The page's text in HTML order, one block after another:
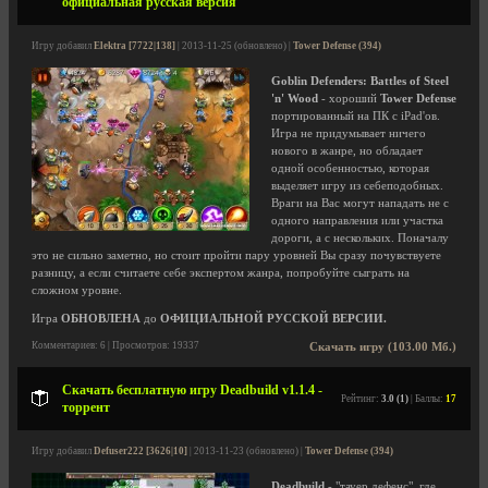
Игру добавил Elektra [7722|138] | 2013-11-25 (обновлено) | Tower Defense (394)
Goblin Defenders: Battles of Steel
'n' Wood - хороший Tower Defense
портированный на ПК с iPad'ов.
Игра не придумывает ничего
нового в жанре, но обладает
одной особенностью, которая
выделяет игру из себеподобных.
Враги на Вас могут нападать не с
одного направления или участка
дороги, а с нескольких. Поначалу
это не сильно заметно, но стоит пройти пару уровней Вы сразу почувствуете
разницу, а если считаете себе экспертом жанра, попробуйте сыграть на
сложном уровне.
Игра ОБНОВЛЕНА до ОФИЦИАЛЬНОЙ РУССКОЙ ВЕРСИИ.
Скачать игру (103.00 Мб.)
Комментариев: 6 | Просмотров: 19337
Скачать бесплатную игру Deadbuild v1.1.4 -
торрент
Рейтинг: 3.0 (1) | Баллы: 17
Игру добавил Defuser222 [3626|10] | 2013-11-23 (обновлено) | Tower Defense (394)